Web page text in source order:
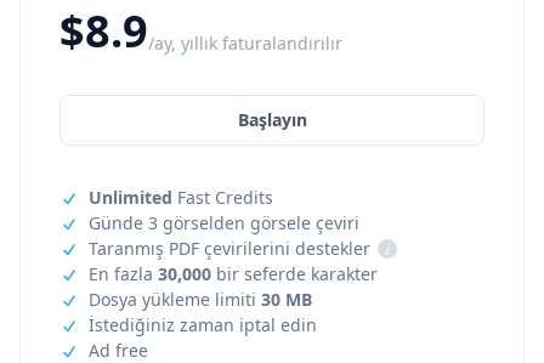
$8.9/ay, yıllık faturalandırılır
Başlayın
Unlimited Fast Credits
Günde 3 görselden görsele çeviri
Taranmış PDF çevirilerini destekler
i
En fazla 30,000 bir seferde karakter
Dosya yükleme limiti 30 MB
İstediğiniz zaman iptal edin
Ad free